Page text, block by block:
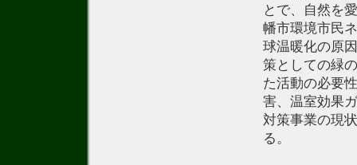
とで、自然を
幡市環境市民
球温暖化の原
策としての緑
た活動の必要
害、温室効果
対策事業の現
る。